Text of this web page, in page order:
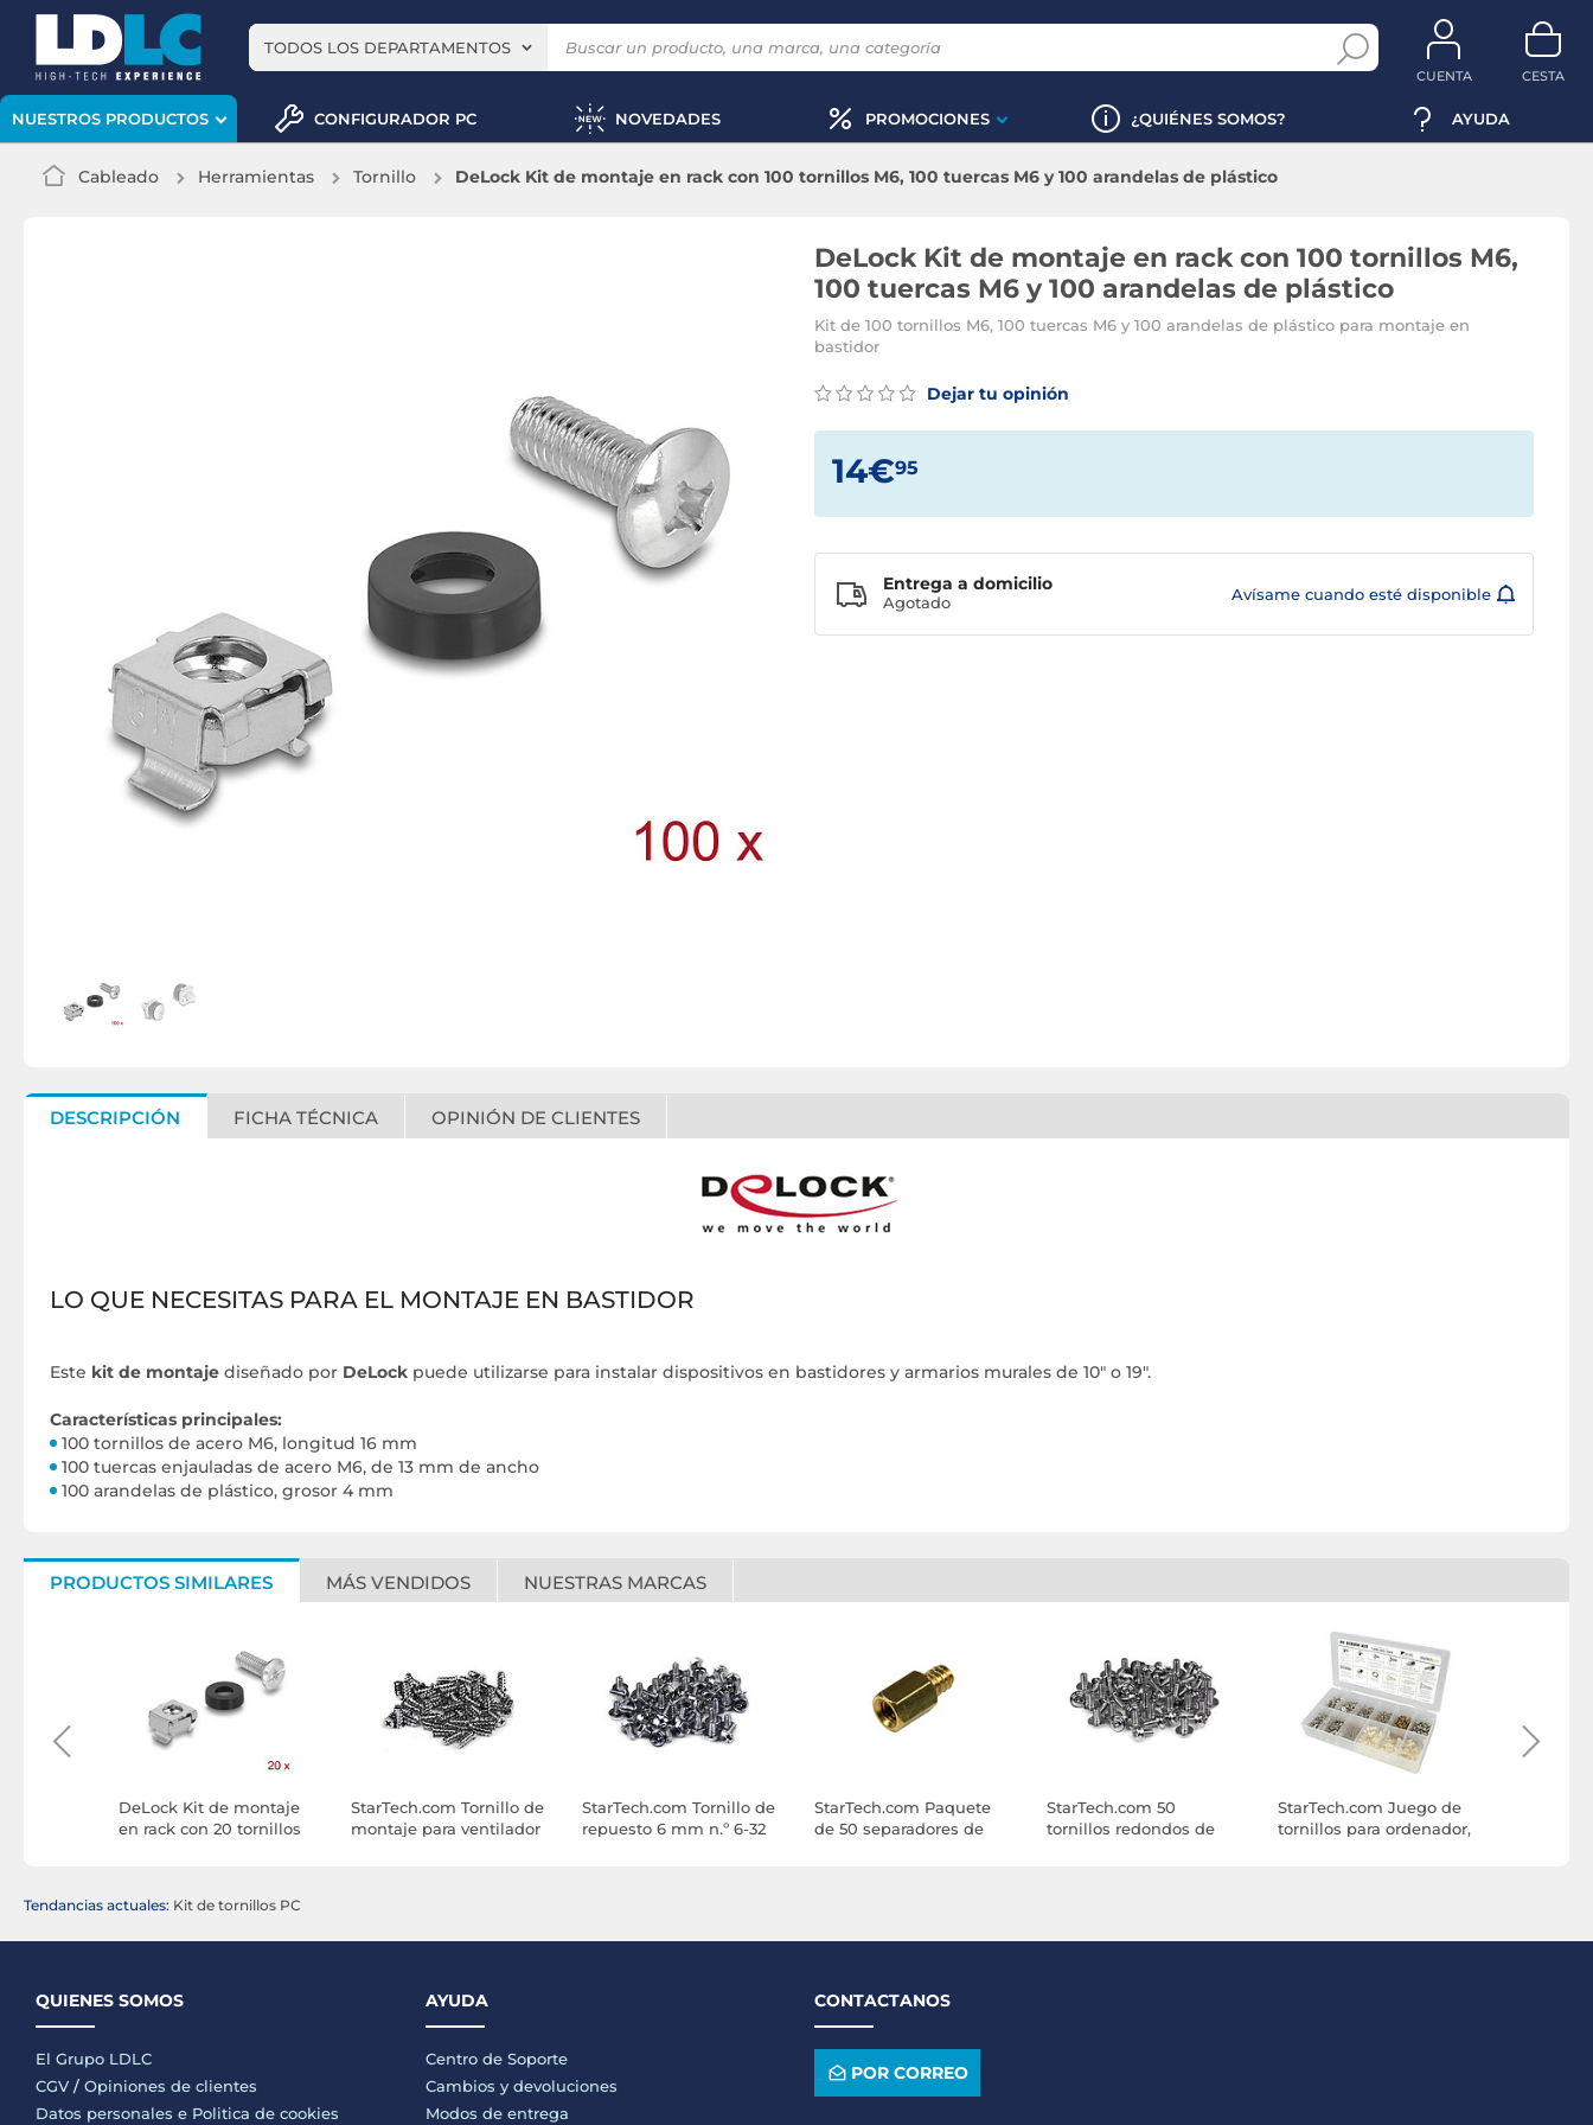
TODOS LOS DEPARTAMENTOS
CUENTA CESTA
NUESTROS PRODUCTOS CONFIGURADOR PC NOVEDADES PROMOCIONES ¿QUIÉNES SOMOS? AYUDA
Cableado Herramientas Tornillo DeLock Kit de montaje en rack con 100 tornillos M6, 100 tuercas M6 y 100 arandelas de plástico
DeLock Kit de montaje en rack con 100 tornillos M6,
100 tuercas M6 y 100 arandelas de plástico
Kit de 100 tornillos M6, 100 tuercas M6 y 100 arandelas de plástico para montaje en
bastidor
Dejar tu opinión
14€95
Entrega a domicilio
Agotado Avísame cuando esté disponible
DESCRIPCIÓN FICHA TÉCNICA OPINIÓN DE CLIENTES
LO QUE NECESITAS PARA EL MONTAJE EN BASTIDOR
Este kit de montaje diseñado por DeLock puede utilizarse para instalar dispositivos en bastidores y armarios murales de 10" o 19".
Características principales:
100 tornillos de acero M6, longitud 16 mm
100 tuercas enjauladas de acero M6, de 13 mm de ancho
100 arandelas de plástico, grosor 4 mm
PRODUCTOS SIMILARES MÁS VENDIDOS NUESTRAS MARCAS
DeLock Kit de montaje
en rack con 20 tornillos
StarTech.com Tornillo de
montaje para ventilador
StarTech.com Tornillo de
repuesto 6 mm n.º 6-32
StarTech.com Paquete
de 50 separadores de
StarTech.com 50
tornillos redondos de
StarTech.com Juego de
tornillos para ordenador,
Tendancias actuales: Kit de tornillos PC
QUIENES SOMOS
El Grupo LDLC
CGV / Opiniones de clientes
Datos personales e Politica de cookies
AYUDA
Centro de Soporte
Cambios y devoluciones
Modos de entrega
CONTACTANOS
POR CORREO